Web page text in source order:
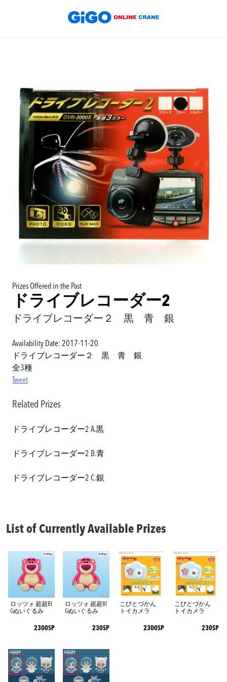
Prizes Offered in the Past
ドライブレコーダー2
ドライブレコーダー２ 黒 青 銀
Availability Date: 2017-11-20
ドライブレコーダー２ 黒 青 銀
全3種
Tweet
Related Prizes
ドライブレコーダー2 A.黒
ドライブレコーダー2 B.青
ドライブレコーダー2 C.銀
List of Currently Available Prizes
ロッツォ 超超BI
Gぬいぐるみ
2300SP
ロッツォ 超超BI
Gぬいぐるみ
230SP
こびとづかん
トイカメラ
2300SP
こびとづかん
トイカメラ
230SP